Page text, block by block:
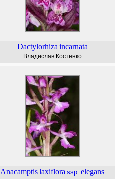
Dactylorhiza incarnata
Владислав Костенко
Anacamptislaxiflora ssp. elegans